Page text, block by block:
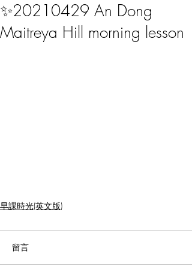
✨20210429 An Dong
Maitreya Hill morning lesson
早課時光(英文版)
留言